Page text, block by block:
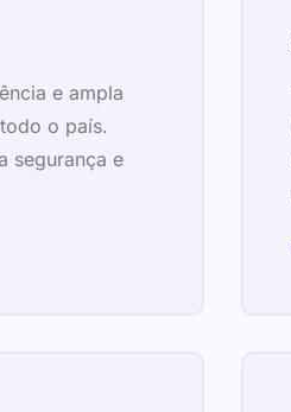
e ampla
o país.
segurança e